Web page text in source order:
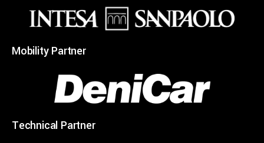
Mobility Partner
Technical Partner